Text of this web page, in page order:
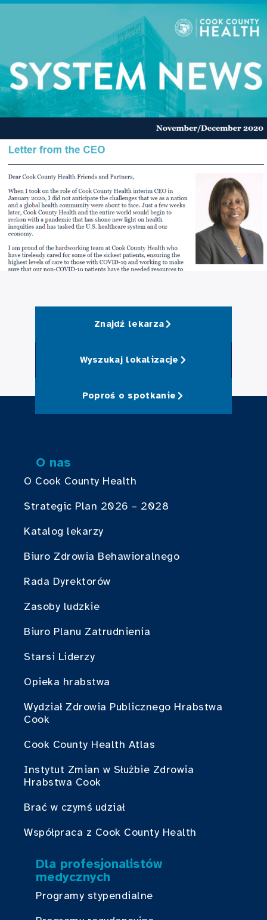
Znajdź lekarza
Wyszukaj lokalizacje
Poproś o spotkanie
O nas
O Cook County Health
Strategic Plan 2026 – 2028
Katalog lekarzy
Biuro Zdrowia Behawioralnego
Rada Dyrektorów
Zasoby ludzkie
Biuro Planu Zatrudnienia
Starsi Liderzy
Opieka hrabstwa
Wydział Zdrowia Publicznego Hrabstwa
Cook
Cook County Health Atlas
Instytut Zmian w Służbie Zdrowia
Hrabstwa Cook
Brać w czymś udział
Współpraca z Cook County Health
Dla profesjonalistów
medycznych
Programy stypendialne